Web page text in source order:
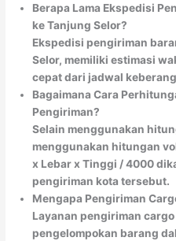
Berapa Lama Ekspedisi
ke Tanjung Selor?
Ekspedisi pengiriman
Selor, memiliki estimasi
cepat dari jadwal
Bagaimana Cara
Pengiriman?
Selain menggunakan
menggunakan hitungan
x Lebar x Tinggi / 4000
pengiriman kota tersebut.
Mengapa Pengiriman
Layanan pengiriman
pengelompokan barang